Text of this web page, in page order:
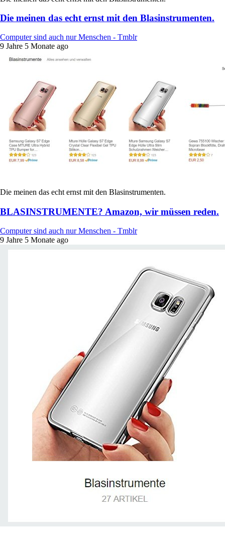
Die meinen das echt ernst mit den Blasinstrumenten.
Computer sind auch nur Menschen - Tmblr
9 Jahre 5 Monate ago
Die meinen das echt ernst mit den Blasinstrumenten.
BLASINSTRUMENTE? Amazon, wir müssen reden.
Computer sind auch nur Menschen - Tmblr
9 Jahre 5 Monate ago